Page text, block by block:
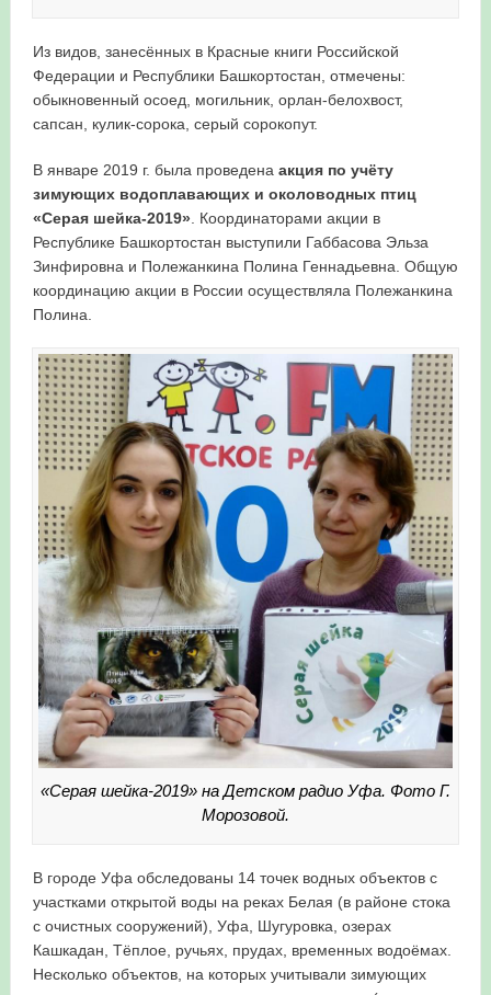
Из видов, занесённых в Красные книги Российской
Федерации и Республики Башкортостан, отмечены:
обыкновенный осоед, могильник, орлан-белохвост,
сапсан, кулик-сорока, серый сорокопут.
В январе 2019 г. была проведена акция по учёту
зимующих водоплавающих и околоводных птиц
«Серая шейка-2019». Координаторами акции в
Республике Башкортостан выступили Габбасова Эльза
Зинфировна и Полежанкина Полина Геннадьевна. Общую
координацию акции в России осуществляла Полежанкина
Полина.
«Серая шейка-2019» на Детском радио Уфа. Фото Г.
Морозовой.
В городе Уфа обследованы 14 точек водных объектов с
участками открытой воды на реках Белая (в районе стока
с очистных сооружений), Уфа, Шугуровка, озерах
Кашкадан, Тёплое, ручьях, прудах, временных водоёмах.
Несколько объектов, на которых учитывали зимующих